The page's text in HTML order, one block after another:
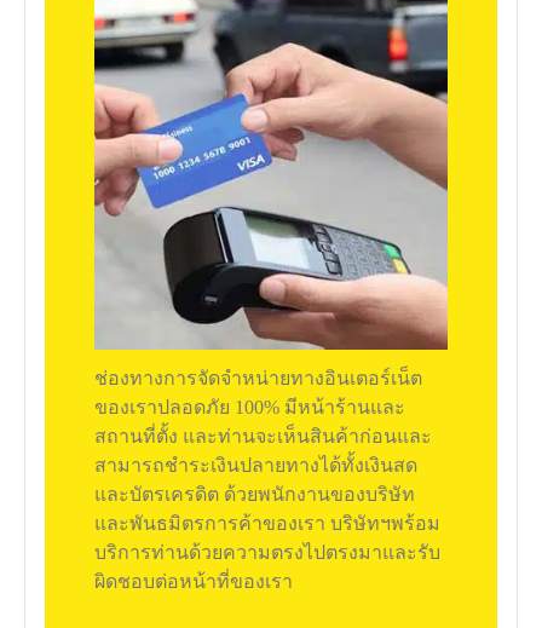
ช่องทางการจัดจำหน่ายทางอินเตอร์เน็ต
ของเราปลอดภัย 100% มีหน้าร้านและ
สถานที่ตั้ง และท่านจะเห็นสินค้าก่อนและ
สามารถชำระเงินปลายทางได้ทั้งเงินสด
และบัตรเครดิต ด้วยพนักงานของบริษัท
และพันธมิตรการค้าของเรา บริษัทฯพร้อม
บริการท่านด้วยความตรงไปตรงมาและรับ
ผิดชอบต่อหน้าที่ของเรา